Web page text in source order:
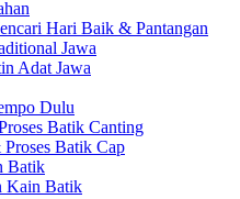
Hari Baik & Pantangan
Jawa
Adat Jawa
Dulu
Batik Canting
Batik Cap
Batik
Kain Batik